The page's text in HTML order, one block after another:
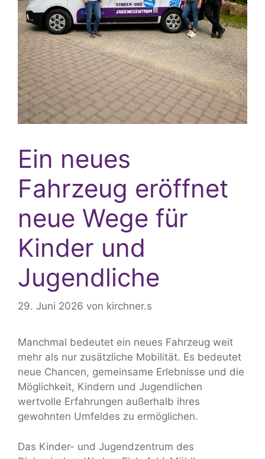
Ein neues
Fahrzeug eröffnet
neue Wege für
Kinder und
Jugendliche
29. Juni 2026 von kirchner.s
Manchmal bedeutet ein neues Fahrzeug weit
mehr als nur zusätzliche Mobilität. Es bedeutet
neue Chancen, gemeinsame Erlebnisse und die
Möglichkeit, Kindern und Jugendlichen
wertvolle Erfahrungen außerhalb ihres
gewohnten Umfeldes zu ermöglichen.
Das Kinder- und Jugendzentrum des